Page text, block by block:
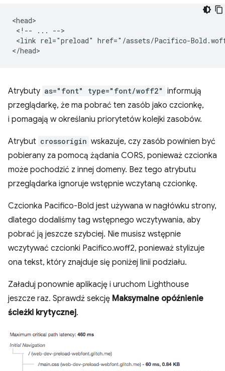
<head>
<!-- ... -->
<link rel="preload" href="/assets/Pacifico-
Atrybuty as="font" type="font/woff2" informują
przeglądarkę, że ma pobrać ten zasób jako czcionkę,
i pomagają w określaniu priorytetów kolejki zasobów.
Atrybut crossorigin wskazuje, czy zasób powinien być
pobierany za pomocą żądania CORS, ponieważ czcionka
może pochodzić z innej domeny. Bez tego atrybutu
przeglądarka ignoruje wstępnie wczytaną czcionkę.
Czcionka Pacifico-Bold jest używana w nagłówku strony,
dlatego dodaliśmy tag wstępnego wczytywania, aby
pobrać ją jeszcze szybciej. Nie musisz wstępnie
wczytywać czcionki Pacifico.woff2, ponieważ stylizuje
ona tekst, który znajduje się poniżej linii podziału.
Załaduj ponownie aplikację i uruchom Lighthouse
jeszcze raz. Sprawdź sekcję Maksymalne opóźnienie
ścieżki krytycznej.